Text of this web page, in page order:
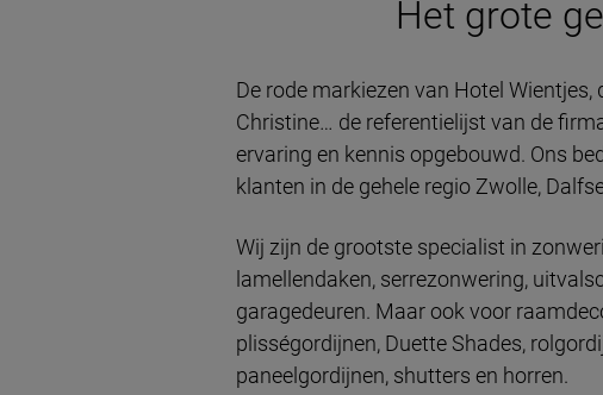
Het grote
De rode markiezen van Hotel
Christine… de referentielijst van de
ervaring en kennis opgebouwd. Ons
klanten in de gehele regio Zwolle,
Wij zijn de grootste specialist in
lamellendaken, serrezonwering,
garagedeuren. Maar ook voor
plisségordijnen, Duette Shades,
paneelgordijnen, shutters en horren.